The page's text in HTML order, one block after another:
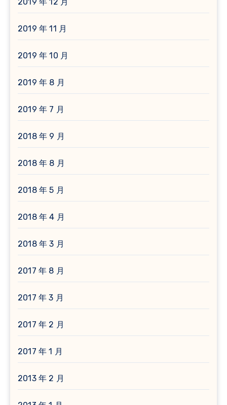
2019 年 11 月
2019 年 10 月
2019 年 8 月
2019 年 7 月
2018 年 9 月
2018 年 8 月
2018 年 5 月
2018 年 4 月
2018 年 3 月
2017 年 8 月
2017 年 3 月
2017 年 2 月
2017 年 1 月
2013 年 2 月